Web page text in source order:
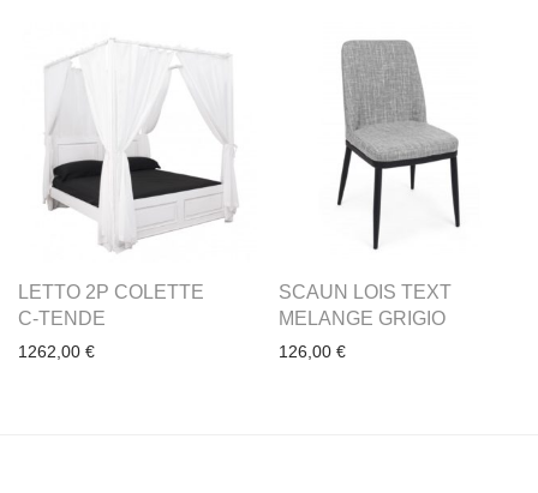
LETTO 2P COLETTE
C-TENDE
1262,00 €
SCAUN LOIS TEXT
MELANGE GRIGIO
126,00 €